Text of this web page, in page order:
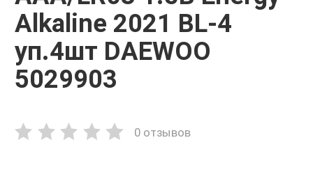
Alkaline 2021 BL-4
уп.4шт DAEWOO
5029903
0 отзывов